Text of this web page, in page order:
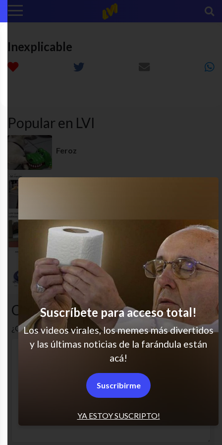
Inexplicable
Popular en LVI
Feroz
¡Increíble!
Jajaja todas salían así!
Comentarios
¿Cuál es tu opinión? Comenta!
YA ESTOY SUSCRIPTO!
Suscríbete para acceso total!
Los videos virales, los memes más divertidos
y las últimas noticias de la farándula están
acá!
Suscribirme